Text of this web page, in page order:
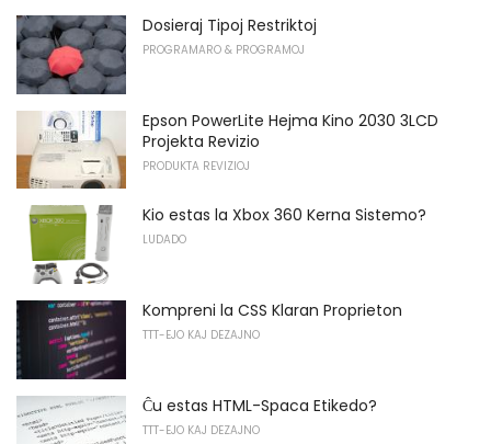
Dosieraj Tipoj Restriktoj
PROGRAMARO & PROGRAMOJ
Epson PowerLite Hejma Kino 2030 3LCD
Projekta Revizio
PRODUKTA REVIZIOJ
Kio estas la Xbox 360 Kerna Sistemo?
LUDADO
Kompreni la CSS Klaran Proprieton
TTT-EJO KAJ DEZAJNO
Ĉu estas HTML-Spaca Etikedo?
TTT-EJO KAJ DEZAJNO